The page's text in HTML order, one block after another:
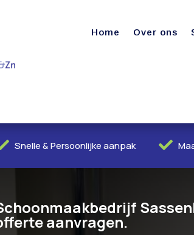
Home Over ons
Snelle & Persoonlijke aanpak 
aanvragen.